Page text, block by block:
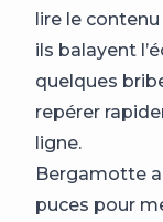
lire le
ils balayent
quelques
repérer
ligne.
Bergamotte
puces pour